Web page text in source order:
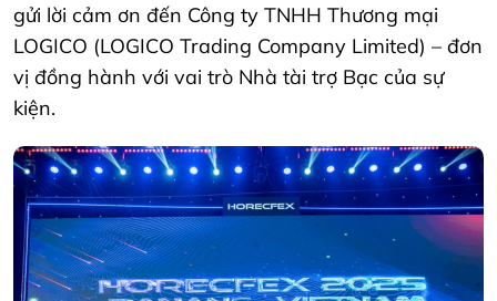
gửi lời cảm ơn đến Công ty TNHH Thương mại
LOGICO (LOGICO Trading Company Limited) – đơn
vị đồng hành với vai trò Nhà tài trợ Bạc của sự
kiện.